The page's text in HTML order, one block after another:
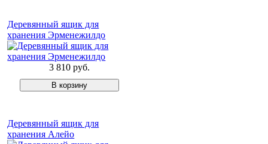
Деревянный ящик для
хранения Эрменежилдо
3 810 руб.
Деревянный ящик для
хранения Алейо